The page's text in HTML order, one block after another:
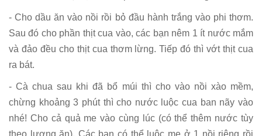
- Cho dầu ăn vào nồi rồi bỏ đầu hành trắng vào phi thơm.
Sau đó cho phần thịt cua vào, các bạn nêm 1 ít nước mắm
và đảo đều cho thịt cua thơm lừng. Tiếp đó thì vớt thịt cua
ra bát.
- Cà chua sau khi đã bổ múi thì cho vào nồi xào mềm,
chừng khoảng 3 phút thì cho nước luộc cua ban nãy vào
nhé! Cho cả quả me vào cùng lúc (có thể thêm nước tùy